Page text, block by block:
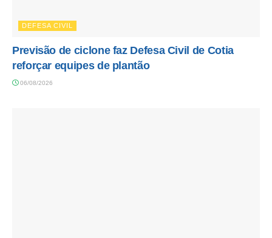
DEFESA CIVIL
Previsão de ciclone faz Defesa Civil de Cotia
reforçar equipes de plantão
06/08/2026